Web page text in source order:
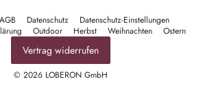
AGB Datenschutz
Datenschutz-Einstellungen
Outdoor Herbst Weihnachten Ostern
Vertrag widerrufen
© 2026 LOBERON GmbH